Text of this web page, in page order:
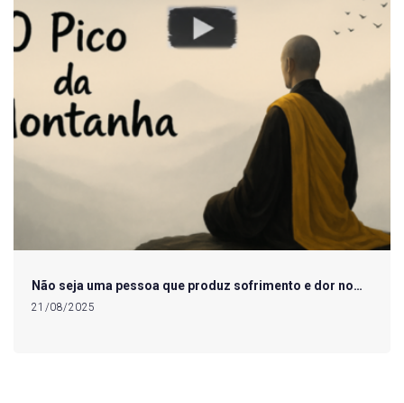
Não seja uma pessoa que produz sofrimento e dor no…
21/08/2025